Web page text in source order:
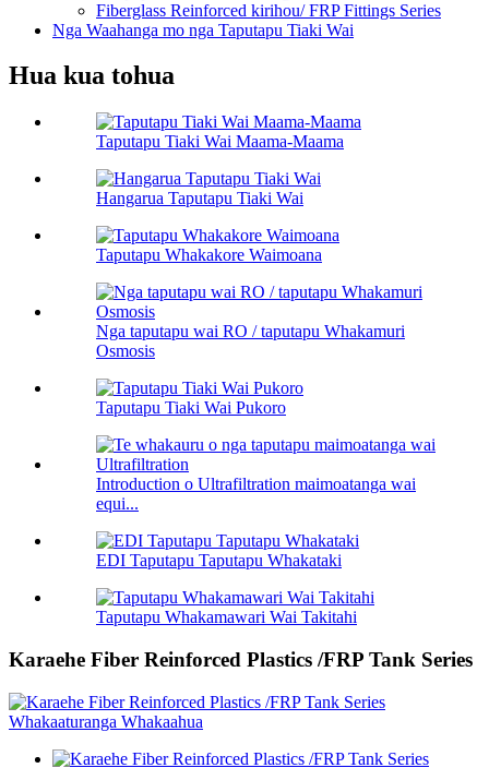
Fiberglass Reinforced kirihou/ FRP Fittings Series
Nga Waahanga mo nga Taputapu Tiaki Wai
Hua kua tohua
Taputapu Tiaki Wai Maama-Maama
Hangarua Taputapu Tiaki Wai
Taputapu Whakakore Waimoana
Nga taputapu wai RO / taputapu Whakamuri
Osmosis
Taputapu Tiaki Wai Pukoro
Introduction o Ultrafiltration maimoatanga wai
equi...
EDI Taputapu Taputapu Whakataki
Taputapu Whakamawari Wai Takitahi
Karaehe Fiber Reinforced Plastics /FRP Tank Series